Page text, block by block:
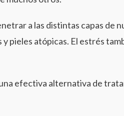
a las distintas capas de
pieles atópicas. El estrés
efectiva alternativa de